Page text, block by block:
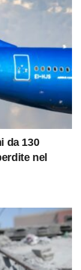
da 130
nel